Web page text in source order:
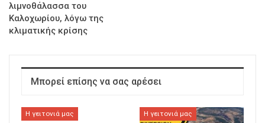
λιμνοθάλασσα του
Καλοχωρίου, λόγω της
κλιματικής κρίσης
Μπορεί επίσης να σας αρέσει
Η γειτονιά μας Η γειτονιά μας